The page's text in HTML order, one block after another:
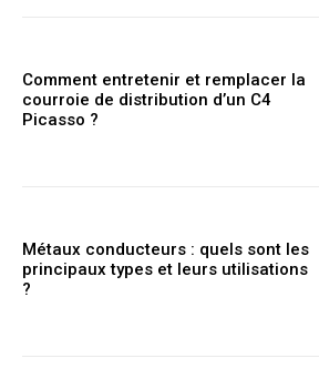
Comment entretenir et remplacer la
courroie de distribution d’un C4
Picasso ?
Métaux conducteurs : quels sont les
principaux types et leurs utilisations
?